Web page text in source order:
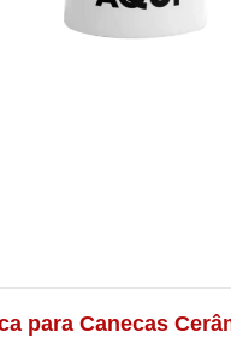
para Canecas